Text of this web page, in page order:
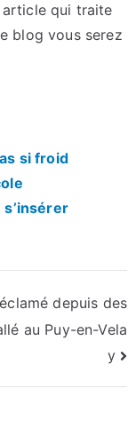
qui traite
blog vous serez
si froid
depuis des
au Puy-en-Vela
y